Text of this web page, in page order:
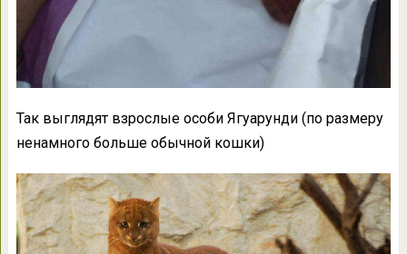
Так выглядят взрослые особи Ягуарунди (по размеру
ненамного больше обычной кошки)